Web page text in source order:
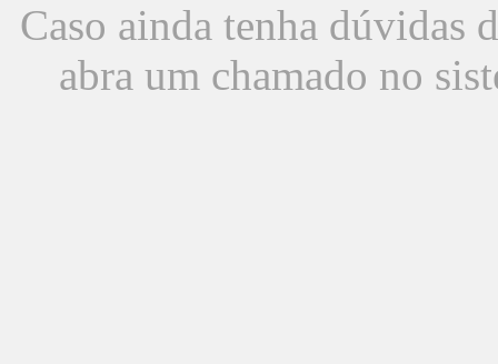
Caso ainda tenha dúvidas
abra um chamado no